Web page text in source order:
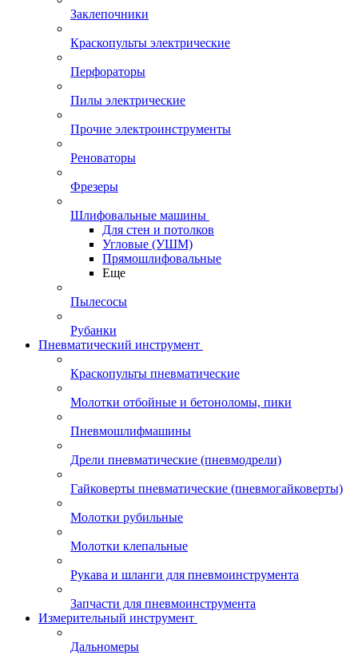
Заклепочники
Краскопульты электрические
Перфораторы
Пилы электрические
Прочие электроинструменты
Реноваторы
Фрезеры
Шлифовальные машины
Для стен и потолков
Угловые (УШМ)
Прямошлифовальные
Еще
Пылесосы
Рубанки
Пневматический инструмент
Краскопульты пневматические
Молотки отбойные и бетоноломы, пики
Пневмошлифмашины
Дрели пневматические (пневмодрели)
Гайковерты пневматические (пневмогайковерты)
Молотки рубильные
Молотки клепальные
Рукава и шланги для пневмоинструмента
Запчасти для пневмоинструмента
Измерительный инструмент
Дальномеры